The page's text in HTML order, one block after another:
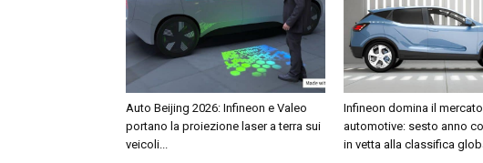
Auto Beijing 2026: Infineon e Valeo
portano la proiezione laser a terra sui
veicoli...
Infineon domina il mercato
automotive: sesto anno
in vetta alla classifica